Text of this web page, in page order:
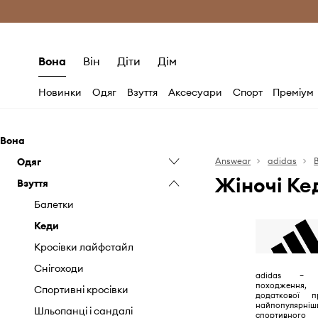
Безкоштовна доставка з ЄС (від 2800
Вона Він Діти Дім
Новинки Одяг Взуття Аксесуари Спорт Преміум
Вона
Одяг
Джинси
Кофти
Купальники
Куртки
Спідниці
Спідня білизна
Спортивні костюми
Взуття
Балетки
Кеди
Кросівки лайфстайл
Снігоходи
Спортивні кросівки
Шльопанці і сандалі
Answear adidas
Жіночі
adidas –
додаткової